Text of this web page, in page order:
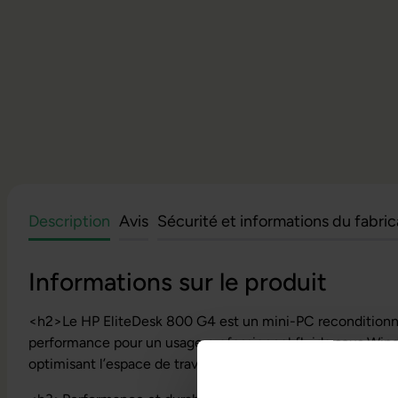
Description Avis Sécurité et informations du
Informations sur le produit
<h2>Le HP EliteDesk 800 G4 est un mini-PC
performance pour un usage professionnel fluide sous
optimisant l’espace de travail.</h2>